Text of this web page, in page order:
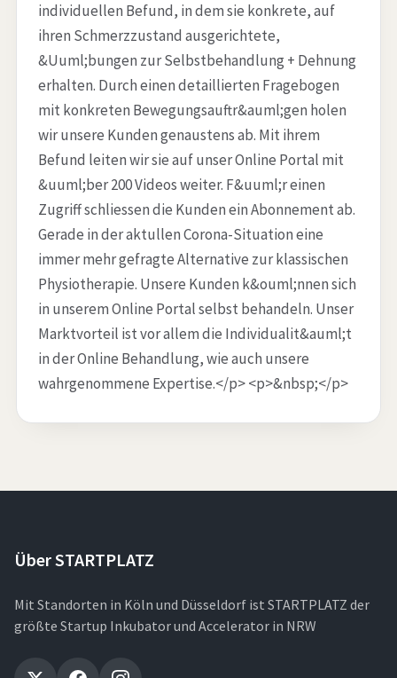
individuellen Befund, in dem sie konkrete, auf
ihren Schmerzzustand ausgerichtete,
&Uuml;bungen zur Selbstbehandlung + Dehnung
erhalten. Durch einen detaillierten Fragebogen
mit konkreten Bewegungsauftr&auml;gen holen
wir unsere Kunden genaustens ab. Mit ihrem
Befund leiten wir sie auf unser Online Portal mit
&uuml;ber 200 Videos weiter. F&uuml;r einen
Zugriff schliessen die Kunden ein Abonnement ab.
Gerade in der aktullen Corona-Situation eine
immer mehr gefragte Alternative zur klassischen
Physiotherapie. Unsere Kunden k&ouml;nnen sich
in unserem Online Portal selbst behandeln. Unser
Marktvorteil ist vor allem die Individualit&auml;t
in der Online Behandlung, wie auch unsere
wahrgenommene Expertise.</p> <p>&nbsp;</p>
Über STARTPLATZ
Mit Standorten in Köln und Düsseldorf ist STARTPLATZ der
größte Startup Inkubator und Accelerator in NRW